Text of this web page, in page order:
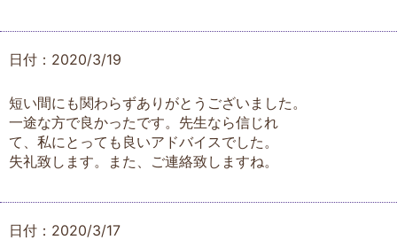
日付：2020/3/19
短い間にも関わらずありがとうございました。
一途な方で良かったです。先生なら信じれ
て、私にとっても良いアドバイスでした。
失礼致します。また、ご連絡致しますね。
日付：2020/3/17